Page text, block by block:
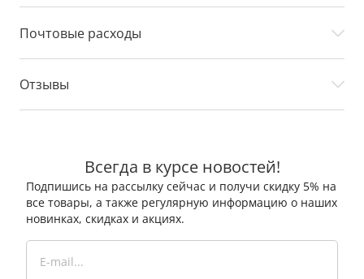
Почтовые расходы
Отзывы
Всегда в курсе новостей!
Подпишись на рассылку сейчас и получи скидку 5% на
все товары, а также регулярную информацию о наших
новинках, скидках и акциях.